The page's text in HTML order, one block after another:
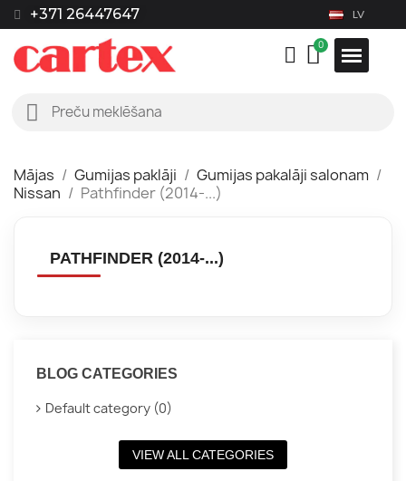
+371 26447647 LV
Mājas Gumijas paklāji
Gumijas pakalāji salonam
Nissan
Pathfinder (2014-...)
PATHFINDER (2014-...)
BLOG CATEGORIES
Default category (0)
VIEW ALL CATEGORIES